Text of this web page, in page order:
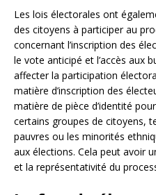
Les lois électorales ont
des citoyens à participer au
concernant l’inscription des
le vote anticipé et l’accès aux
affecter la participation
matière d’inscription des
matière de pièce d’identité
certains groupes de citoyens,
pauvres ou les minorités
aux élections. Cela peut avoir
et la représentativité du